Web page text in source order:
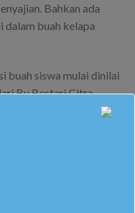
Bahkan ada
dalam buah kelapa
buah siswa mulai dinilai
Bu Bestari Citra
S.Pd dan Bu Endah Ari